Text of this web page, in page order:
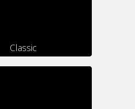
Classic